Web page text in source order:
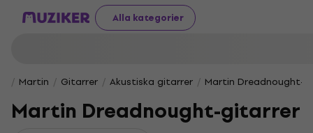
Alla kategorier
Martin Gitarrer Akustiska gitarrer Martin Dreadnought-
Martin Dreadnought-gitarrer